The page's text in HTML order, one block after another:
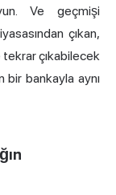
Ve geçmişi
çıkan,
çıkabilecek
bir bankayla aynı